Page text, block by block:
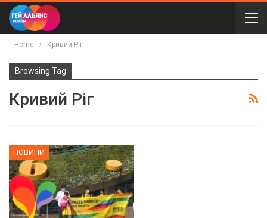
Home Кривий Ріг
Browsing Tag
Кривий Ріг
НОВИНИ